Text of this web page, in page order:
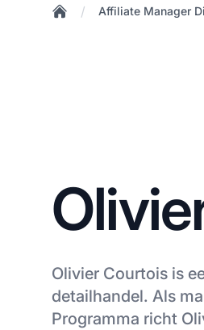
/ Affiliate Manager
Olivier Courtois is
detailhandel. Als
Programma richt